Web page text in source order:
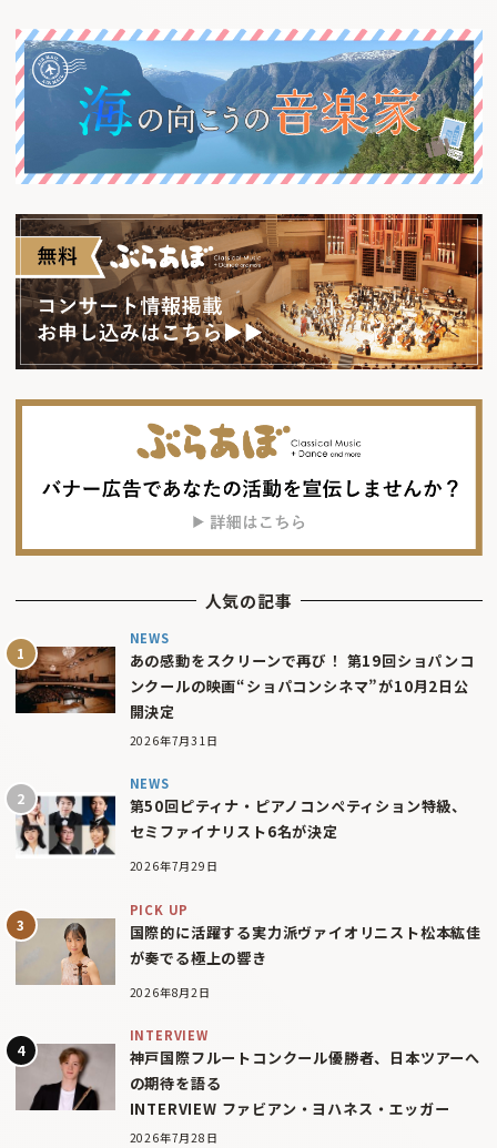
人気の記事
NEWS
あの感動をスクリーンで再び！ 第19回ショパンコ
ンクールの映画“ショパコンシネマ”が10月2日公
開決定
2026年7月31日
NEWS
第50回ピティナ・ピアノコンペティション特級、
セミファイナリスト6名が決定
2026年7月29日
PICK UP
国際的に活躍する実力派ヴァイオリニスト松本紘佳
が奏でる極上の響き
2026年8月2日
INTERVIEW
神戸国際フルートコンクール優勝者、日本ツアーへ
の期待を語る
INTERVIEW ファビアン・ヨハネス・エッガー
2026年7月28日